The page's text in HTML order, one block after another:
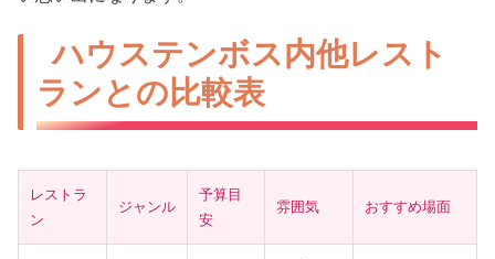
ハウステンボス内他レスト
ランとの比較表
レストラ
ン
ジャンル
予算目
安
雰囲気 おすすめ場面